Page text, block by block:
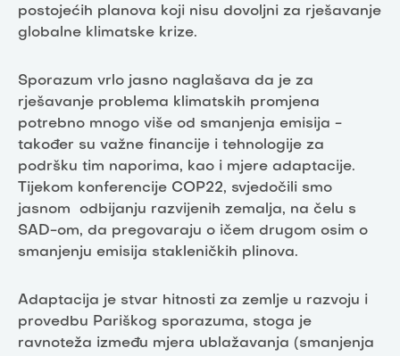
postojećih planova koji nisu dovoljni za rješavanje
globalne klimatske krize.
Sporazum vrlo jasno naglašava da je za
rješavanje problema klimatskih promjena
potrebno mnogo više od smanjenja emisija -
također su važne financije i tehnologije za
podršku tim naporima, kao i mjere adaptacije.
Tijekom konferencije COP22, svjedočili smo
jasnom odbijanju razvijenih zemalja, na čelu s
SAD-om, da pregovaraju o ičem drugom osim o
smanjenju emisija stakleničkih plinova.
Adaptacija je stvar hitnosti za zemlje u razvoju i
provedbu Pariškog sporazuma, stoga je
ravnoteža između mjera ublažavanja (smanjenja